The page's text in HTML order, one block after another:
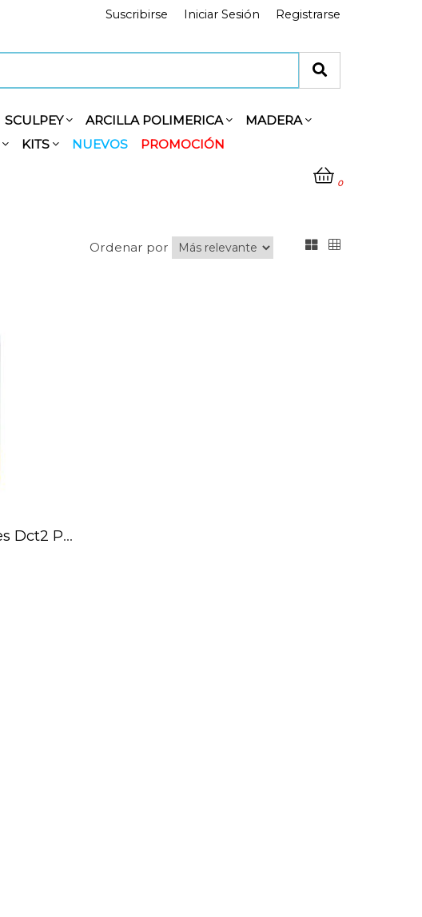
Registrarse
Iniciar Sesión
Suscribirse
SCULPEY ARCILLA POLIMERICA
MADERA
KITS NUEVOS PROMOCIÓN
0
Ordenar por
Pintura Craft Twinkles Dct2 Plata 59 Ml.